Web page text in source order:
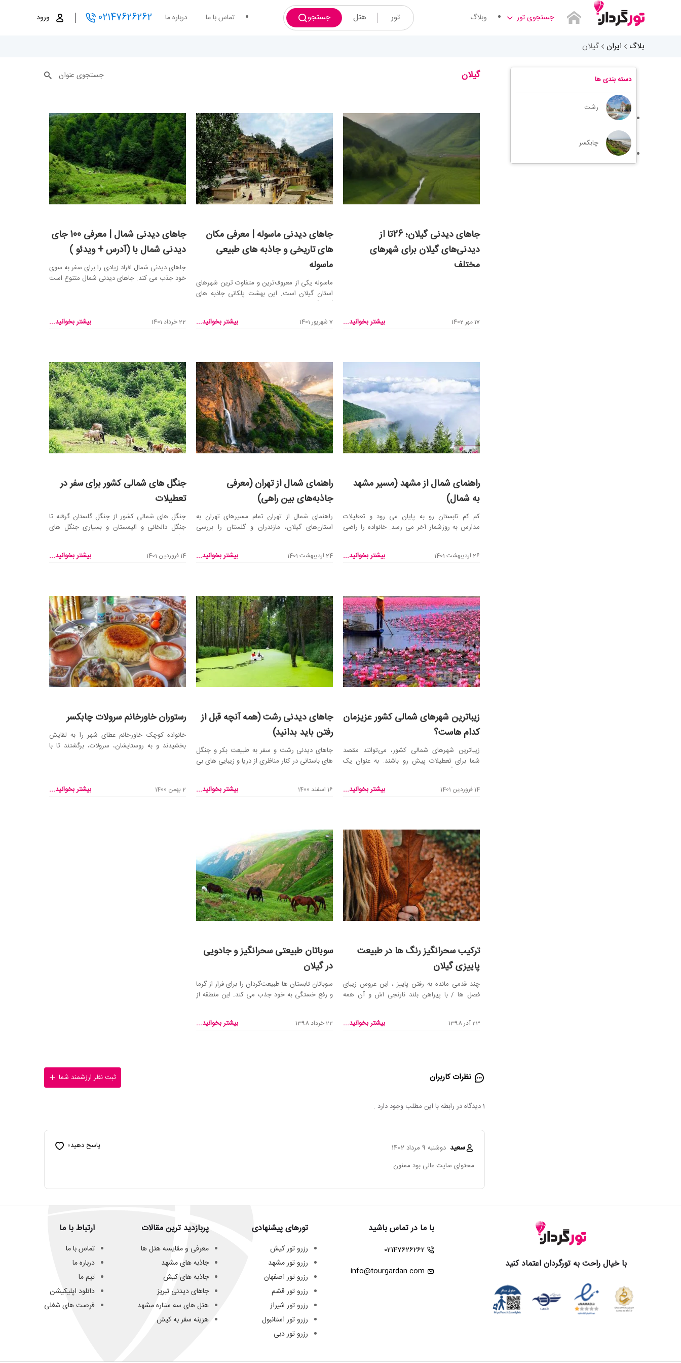
جستجوی تور وبلاگ تور هتل جستجو تماس با ما درباره ما 02147626262 ورود
بلاگ ایران گیلان
دسته بندی ها
رشت
چابکسر
گیلان جستجوی عنوان
جاهای دیدنی گیلان؛ 26تا از
دیدنی‌های گیلان برای شهرهای
مختلف
17 مهر 1402 بیشتر بخوانید...
جاهای دیدنی ماسوله | معرفی مکان
های تاریخی و جاذبه های طبیعی
ماسوله
ماسوله یکی از معروف‌ترین و متفاوت ترین شهرهای
استان گیلان است. این بهشت پلکانی جاذبه های
گردشگری بسی...
7 شهریور 1401 بیشتر بخوانید...
جاهای دیدنی شمال | معرفی 100 جای
دیدنی شمال با (آدرس + ویدئو )
جاهای دیدنی شمال افراد زیادی را برای سفر به سوی
خود جذب می کند. جاهای دیدنی شمال متنوع است
22 خرداد 1401 بیشتر بخوانید...
راهنمای شمال از مشهد (مسیر مشهد
به شمال)
کم کم تابستان رو به پایان می رود و تعطیلات
مدارس به روزشمار آخر می رسد. خانواده را راضی
26 اردیبهشت 1401 بیشتر بخوانید...
راهنمای شمال از تهران (معرفی
جاذبه‌های بین راهی)
راهنمای شمال از تهران تمام مسیرهای تهران به
استان‌های گیلان، مازندران و گلستان را بررسی
24 اردیبهشت 1401 بیشتر بخوانید...
جنگل های شمالی کشور برای سفر در
تعطیلات
جنگل های شمالی کشور از جنگل گلستان گرفته تا
جنگل دالخانی و الیمستان و بسیاری جنگل های
دیگر در شهرهای...
14 فروردین 1401 بیشتر بخوانید...
زیبا‌ترین شهر‌های شمالی کشور عزیزمان
کدام هاست؟
زیبا‌ترین شهر‌های شمالی کشور، می‌توانند مقصد
شما برای تعطیلات پیش رو باشند. به عنوان یک
ایرانی حتماً...
14 فروردین 1401 بیشتر بخوانید...
جاهای دیدنی رشت (همه آنچه قبل از
رفتن باید بدانید)
جاهای دیدنی رشت و سفر به طبیعت بکر و جنگل
های باستانی در کنار مناظری از دریا و زیبایی های بی
16 اسفند 1400 بیشتر بخوانید...
رستوران خاورخانم سرولات چابکسر
خانواده کوچک خاورخانم عطای شهر را به لقایش
بخشیدند و به روستایشان، سرولات، برگشتند تا با
2 بهمن 1400 بیشتر بخوانید...
ترکیب سحرانگیز رنگ ها در طبیعت
پاییزی گیلان
چند قدمی مانده به رفتن پاییز ، این عروس زیبای
فصل‌ ها / با پیراهن بلند نارنجی‌ اش و آن همه
23 آذر 1398 بیشتر بخوانید...
سوباتان طبیعتی سحرانگیز و جادویی
در گیلان
سوباتان تابستان ها طبیعت‌گردان را برای فرار از گرما
و رفع خستگی به خود جذب می کند. این منطقه از
22 خرداد 1398 بیشتر بخوانید...
نظرات کاربران ثبت نظر ارزشمند شما
1 دیدگاه در رابطه با این مطلب وجود دارد .
سعید دوشنبه 9 مرداد 1402
محتوای سایت عالی بود ممنون
پاسخ دهید0
با خیال راحت به تورگردان اعتماد کنید
با ما در تماس باشید
02147626262
info@tourgardan.com
تورهای پیشنهادی
رزرو تور کیش
رزرو تور مشهد
رزرو تور اصفهان
رزرو تور قشم
رزرو تور شیراز
رزرو تور استانبول
رزرو تور دبی
پربازدید ترین مقالات
معرفی و مقایسه هتل ها
جاذبه های مشهد
جاذبه های کیش
جاهای دیدنی تبریز
هتل های سه ستاره مشهد
هزینه سفر به کیش
ارتباط با ما
تماس با ما
درباره ما
تیم ما
دانلود اپلیکیشن
فرصت های شغلی